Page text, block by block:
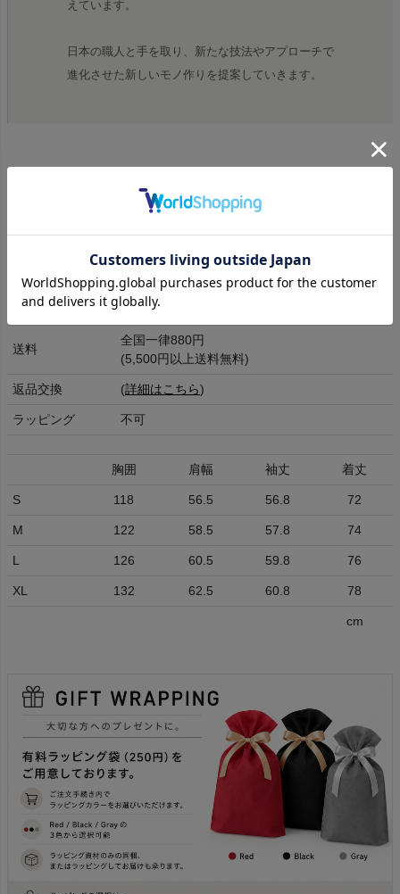
えています。
日本の職人と手を取り、新たな技法やアプローチで
進化させた新しいモノ作りを提案していきます。
生産国 日本
洗濯表記 洗濯機洗い(40)
送料
全国一律880円
(5,500円以上送料無料)
返品交換 (詳細はこちら)
ラッピング 不可
胸囲 肩幅 袖丈 着丈
S 118 56.5 56.8 72
M 122 58.5 57.8 74
L 126 60.5 59.8 76
XL 132 62.5 60.8 78
cm